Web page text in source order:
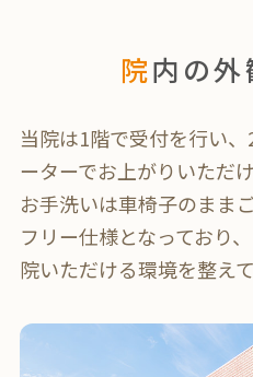
院内の
当院は1階で受付を行い
ーターでお上がりいただけ
お手洗いは車椅子のまま
フリー仕様となっており
院いただける環境を整えて